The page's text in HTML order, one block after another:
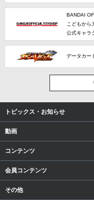
BANDAI
こどもから
公式キャラ
データカー
トピックス・お知らせ
動画
コンテンツ
会員コンテンツ
その他